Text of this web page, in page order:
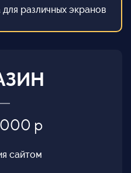
различных экранов
000 р
сайтом